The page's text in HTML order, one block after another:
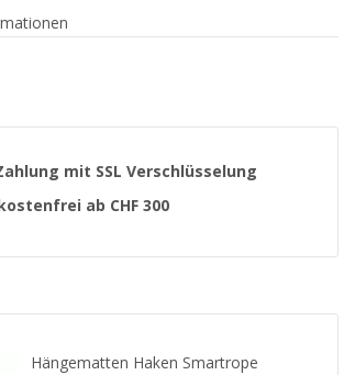
mit SSL Verschlüsselung
ab CHF 300
Hängematten Haken Smartrope